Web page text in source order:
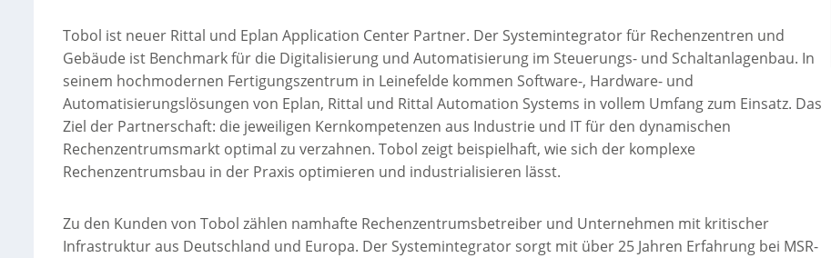
Tobol ist neuer Rittal und Eplan Application Center Partner. Der Systemintegrator für Rechenzentren und
Gebäude ist Benchmark für die Digitalisierung und Automatisierung im Steuerungs- und Schaltanlagenbau. In
seinem hochmodernen Fertigungszentrum in Leinefelde kommen Software-, Hardware- und
Automatisierungslösungen von Eplan, Rittal und Rittal Automation Systems in vollem Umfang zum Einsatz. Das
Ziel der Partnerschaft: die jeweiligen Kernkompetenzen aus Industrie und IT für den dynamischen
Rechenzentrumsmarkt optimal zu verzahnen. Tobol zeigt beispielhaft, wie sich der komplexe
Rechenzentrumsbau in der Praxis optimieren und industrialisieren lässt.
Zu den Kunden von Tobol zählen namhafte Rechenzentrumsbetreiber und Unternehmen mit kritischer
Infrastruktur aus Deutschland und Europa. Der Systemintegrator sorgt mit über 25 Jahren Erfahrung bei MSR-